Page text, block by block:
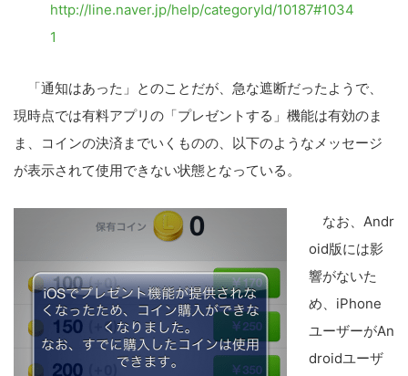
http://line.naver.jp/help/categoryId/10187#1034
1
「通知はあった」とのことだが、急な遮断だったようで、
現時点では有料アプリの「プレゼントする」機能は有効のま
ま、コインの決済までいくものの、以下のようなメッセージ
が表示されて使用できない状態となっている。
なお、Andr
oid版には影
響がないた
め、iPhone
ユーザーがAn
droidユーザ